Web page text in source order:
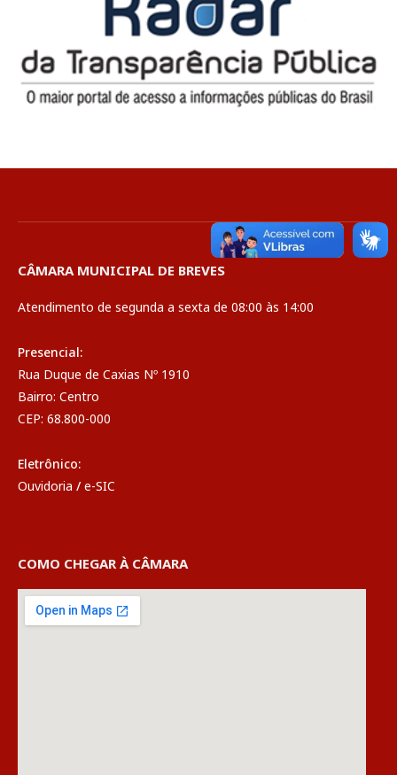
CÂMARA MUNICIPAL DE BREVES
Atendimento de segunda a sexta de 08:00 às 14:00
Presencial:
Rua Duque de Caxias Nº 1910
Bairro: Centro
CEP: 68.800-000
Eletrônico:
Ouvidoria / e-SIC
COMO CHEGAR À CÂMARA